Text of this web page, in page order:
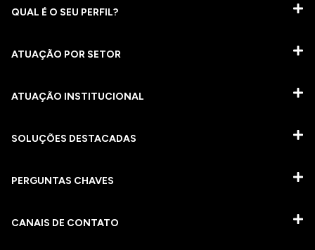
QUAL É O SEU PERFIL?
ATUAÇÃO POR SETOR
ATUAÇÃO INSTITUCIONAL
SOLUÇÕES DESTACADAS
PERGUNTAS CHAVES​
CANAIS DE CONTATO